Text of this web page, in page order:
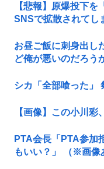
【悲報】原爆投下を
SNSで拡散されてし
お昼ご飯に刺身出し
ど俺が悪いのだろ
シカ「全部喰った」
【画像】この小川
PTA会長「PTA参加
もいい？」 （※画像